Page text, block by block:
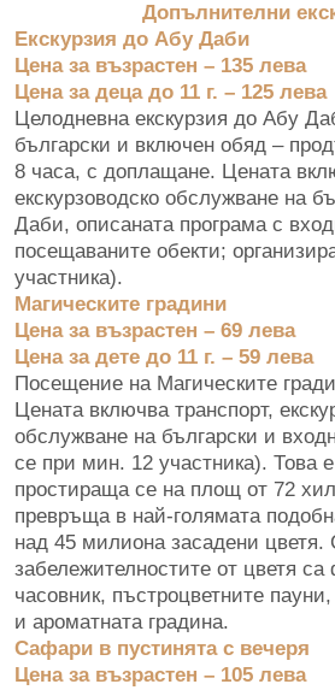
Допълнителни
Екскурзия до Абу Даби
Цена за възрастен – 135 лева
Цена за деца до 11 г. – 125 лева
Целодневна екскурзия до Абу
български и включен обяд –
8 часа, с доплащане. Цената
екскурзоводско обслужване на
Даби, описаната програма с
посещаваните обекти;
участника).
Магическите градини
Цена за възрастен – 69 лева
Цена за дете до 11 г. – 59 лева
Посещение на Магическите
Цената включва транспорт,
обслужване на български и
се при мин. 12 участника). Това
простираща се на площ от 72
превръща в най-голямата
над 45 милиона засадени цветя.
забележителностите от цветя
часовник, пъстроцветните
и ароматната градина.
Сафари в пустинята с вечеря
Цена за възрастен – 105 лева